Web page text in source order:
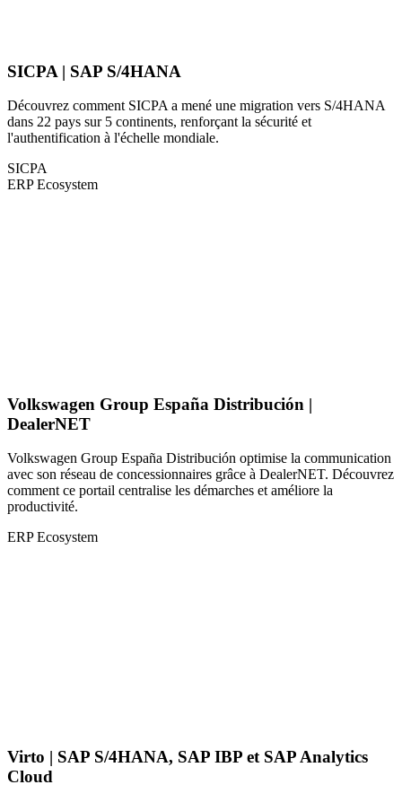
SICPA | SAP S/4HANA
Découvrez comment SICPA a mené une migration vers S/4HANA
dans 22 pays sur 5 continents, renforçant la sécurité et
l'authentification à l'échelle mondiale.
SICPA
ERP Ecosystem
Volkswagen Group España Distribución |
DealerNET
Volkswagen Group España Distribución optimise la communication
avec son réseau de concessionnaires grâce à DealerNET. Découvrez
comment ce portail centralise les démarches et améliore la
productivité.
ERP Ecosystem
Virto | SAP S/4HANA, SAP IBP et SAP Analytics
Cloud